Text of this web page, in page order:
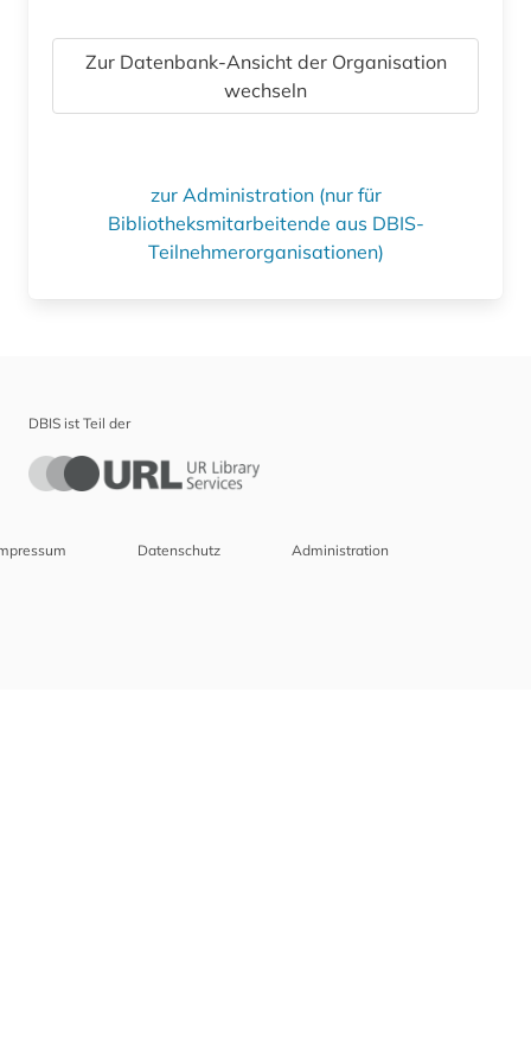
Zur Datenbank-Ansicht der Organisation
wechseln
zur Administration (nur für
Bibliotheksmitarbeitende aus DBIS-
Teilnehmerorganisationen)
DBIS ist Teil der
Datenschutz Administration